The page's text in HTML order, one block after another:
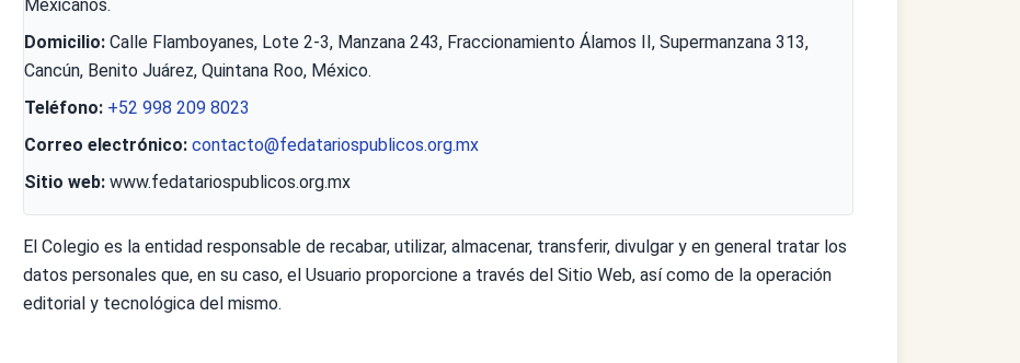
Mexicanos.
Domicilio: Calle Flamboyanes, Lote 2-3, Manzana 243, Fraccionamiento Álamos II, Supermanzana 313,
Cancún, Benito Juárez, Quintana Roo, México.
Teléfono: +52 998 209 8023
Correo electrónico: contacto@fedatariospublicos.org.mx
Sitio web: www.fedatariospublicos.org.mx
El Colegio es la entidad responsable de recabar, utilizar, almacenar, transferir, divulgar y en general tratar los
datos personales que, en su caso, el Usuario proporcione a través del Sitio Web, así como de la operación
editorial y tecnológica del mismo.